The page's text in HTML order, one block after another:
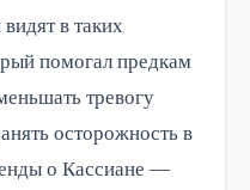
в таких
помогал предкам
тревогу
осторожность в
о Кассиане —